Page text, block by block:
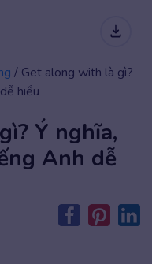
/ Get along with là gì?
hiểu
Ý nghĩa,
Anh dễ